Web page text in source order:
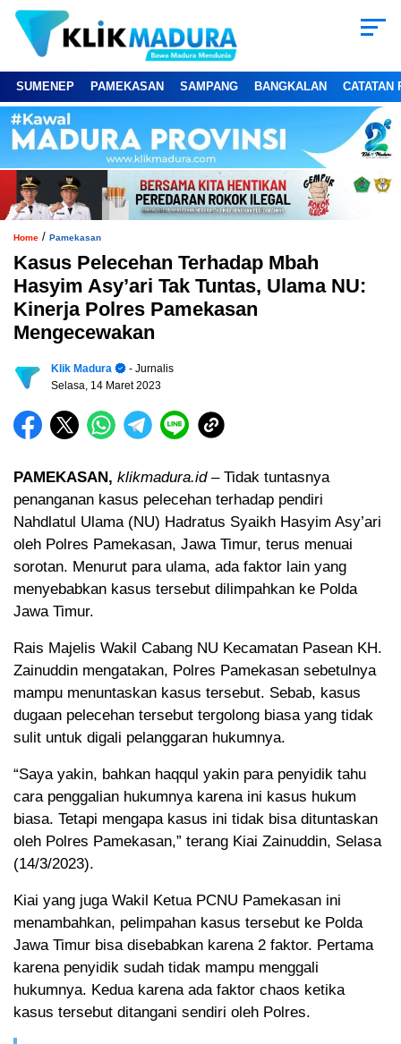
SUMENEP PAMEKASAN SAMPANG BANGKALAN CATATAN
Home / Pamekasan
Kasus Pelecehan Terhadap Mbah
Hasyim Asy’ari Tak Tuntas, Ulama NU:
Kinerja Polres Pamekasan
Mengecewakan
Klik Madura
- Jurnalis
Selasa, 14 Maret 2023
PAMEKASAN, klikmadura.id– Tidak tuntasnya
penanganan kasus pelecehan terhadap pendiri
Nahdlatul Ulama (NU) Hadratus Syaikh Hasyim Asy’ari
oleh Polres Pamekasan, Jawa Timur, terus menuai
sorotan. Menurut para ulama, ada faktor lain yang
menyebabkan kasus tersebut dilimpahkan ke Polda
Jawa Timur.
Rais Majelis Wakil Cabang NU Kecamatan Pasean KH.
Zainuddin mengatakan, Polres Pamekasan sebetulnya
mampu menuntaskan kasus tersebut. Sebab, kasus
dugaan pelecehan tersebut tergolong biasa yang tidak
sulit untuk digali pelanggaran hukumnya.
“Saya yakin, bahkan haqqul yakin para penyidik tahu
cara penggalian hukumnya karena ini kasus hukum
biasa. Tetapi mengapa kasus ini tidak bisa dituntaskan
oleh Polres Pamekasan,” terang Kiai Zainuddin, Selasa
(14/3/2023).
Kiai yang juga Wakil Ketua PCNU Pamekasan ini
menambahkan, pelimpahan kasus tersebut ke Polda
Jawa Timur bisa disebabkan karena 2 faktor. Pertama
karena penyidik sudah tidak mampu menggali
hukumnya. Kedua karena ada faktor chaos ketika
kasus tersebut ditangani sendiri oleh Polres.